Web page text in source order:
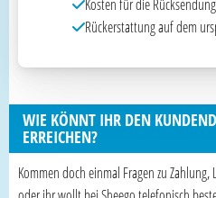
Kosten für die
Rückerstattung auf dem
WIE KÖNNT IHR DEN
ERREICHEN?
Kommen doch einmal Fragen zu